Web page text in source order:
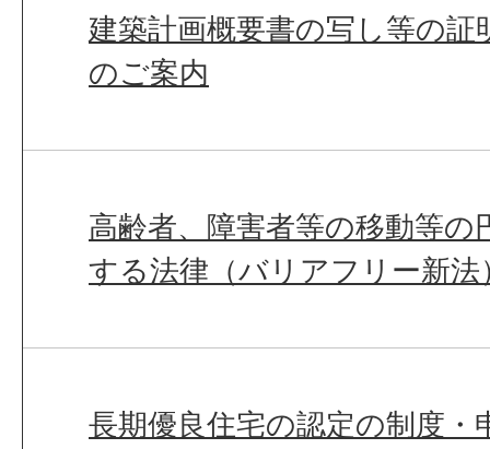
建築計画概要書の写し等の証
のご案内
高齢者、障害者等の移動等の
する法律（バリアフリー新法
長期優良住宅の認定の制度・